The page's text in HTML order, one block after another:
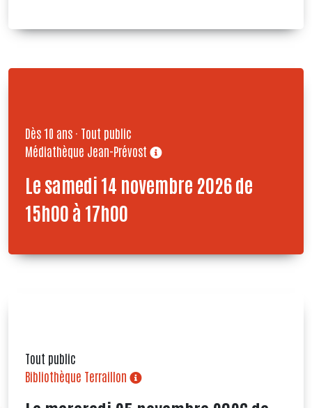
Le samedi 14 novembre 2026 de
15h00 à 17h00
Dès 10 ans · Tout public
Médiathèque Jean-Prévost
Tout public
Bibliothèque Terraillon